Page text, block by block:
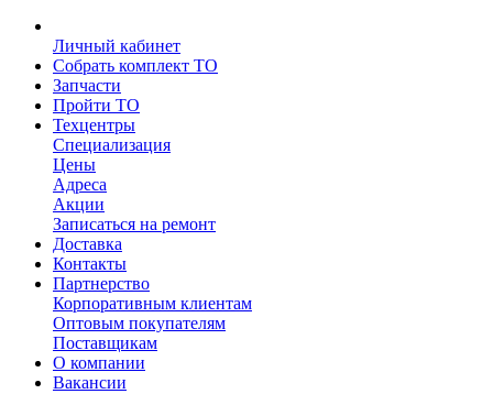
Личный кабинет
Собрать комплект ТО
Запчасти
Пройти ТО
Техцентры
Специализация
Цены
Адреса
Акции
Записаться на ремонт
Доставка
Контакты
Партнерство
Корпоративным клиентам
Оптовым покупателям
Поставщикам
О компании
Вакансии